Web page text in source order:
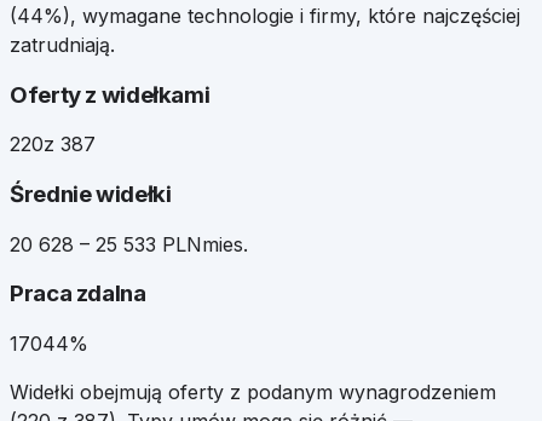
(44%), wymagane technologie i firmy, które najczęściej
zatrudniają.
Oferty z widełkami
220z 387
Średnie widełki
20 628 – 25 533 PLNmies.
Praca zdalna
17044%
Widełki obejmują oferty z podanym wynagrodzeniem